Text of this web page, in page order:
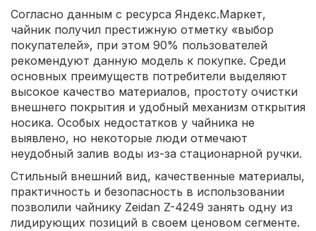
Согласно данным с ресурса Яндекс.Маркет,
чайник получил престижную отметку «выбор
покупателей», при этом 90% пользователей
рекомендуют данную модель к покупке. Среди
основных преимуществ потребители выделяют
высокое качество материалов, простоту очистки
внешнего покрытия и удобный механизм открытия
носика. Особых недостатков у чайника не
выявлено, но некоторые люди отмечают
неудобный залив воды из-за стационарной ручки.
Стильный внешний вид, качественные материалы,
практичность и безопасность в использовании
позволили чайнику Zeidan Z-4249 занять одну из
лидирующих позиций в своем ценовом сегменте.